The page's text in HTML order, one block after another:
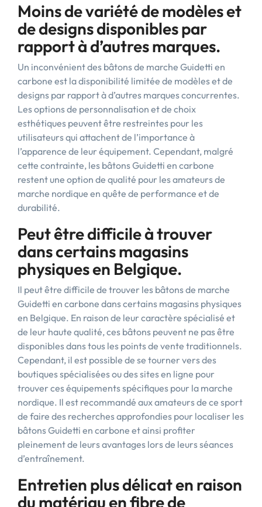
Moins de variété de modèles et
de designs disponibles par
rapport à d’autres marques.
Un inconvénient des bâtons de marche Guidetti en
carbone est la disponibilité limitée de modèles et de
designs par rapport à d’autres marques concurrentes.
Les options de personnalisation et de choix
esthétiques peuvent être restreintes pour les
utilisateurs qui attachent de l’importance à
l’apparence de leur équipement. Cependant, malgré
cette contrainte, les bâtons Guidetti en carbone
restent une option de qualité pour les amateurs de
marche nordique en quête de performance et de
durabilité.
Peut être difficile à trouver
dans certains magasins
physiques en Belgique.
Il peut être difficile de trouver les bâtons de marche
Guidetti en carbone dans certains magasins physiques
en Belgique. En raison de leur caractère spécialisé et
de leur haute qualité, ces bâtons peuvent ne pas être
disponibles dans tous les points de vente traditionnels.
Cependant, il est possible de se tourner vers des
boutiques spécialisées ou des sites en ligne pour
trouver ces équipements spécifiques pour la marche
nordique. Il est recommandé aux amateurs de ce sport
de faire des recherches approfondies pour localiser les
bâtons Guidetti en carbone et ainsi profiter
pleinement de leurs avantages lors de leurs séances
d’entraînement.
Entretien plus délicat en raison
du matériau en fibre de